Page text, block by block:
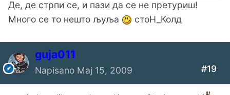
Де, де стрпи се, и пази да се не претуриш!
Много се то нешто љуља
стоН_Колд
guja011
Napisano Maj 15, 2009 #19